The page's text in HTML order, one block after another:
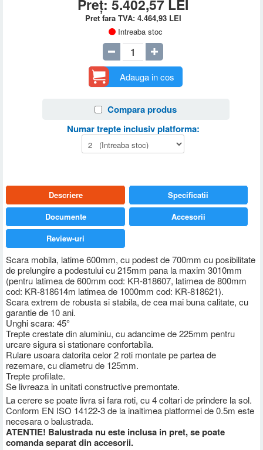
Preț:5.402,57 LEI
Pret fara TVA: 4.464,93 LEI
Intreaba stoc
Adauga in cos
Compara produs
Numar trepte inclusiv platforma:
Descriere
Scara mobila, latime 600mm, cu podest de 700mm cu posibilitate
de prelungire a podestului cu 215mm pana la maxim 3010mm
(pentru latimea de 600mm cod: KR-818607, latimea de 800mm
cod: KR-818614m latimea de 1000mm cod: KR-818621).
Scara extrem de robusta si stabila, de cea mai buna calitate, cu
garantie de 10 ani.
Unghi scara: 45°
Trepte crestate din aluminiu, cu adancime de 225mm pentru
urcare sigura si stationare confortabila.
Rulare usoara datorita celor 2 roti montate pe partea de
rezemare, cu diametru de 125mm.
Trepte profilate.
Se livreaza in unitati constructive premontate.
La cerere se poate livra si fara roti, cu 4 coltari de prindere la sol.
Conform EN ISO 14122-3 de la inaltimea platformei de 0.5m este
necesara o balustrada.
ATENTIE! Balustrada nu este inclusa in pret, se poate
comanda separat din accesorii.
Specificatii
Documente
Accesorii
Review-uri